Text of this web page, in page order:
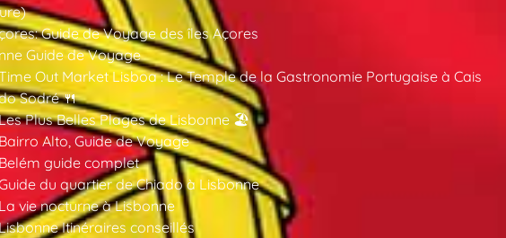
Guide de Voyage des îles Açores
Guide de Voyage
Out Market Lisboa : Le Temple de la Gastronomie Portugaise à Cais
Sodré 🍴
Plus Belles Plages de Lisbonne 🏖️
Bairro Alto, Guide de Voyage
Belém guide complet
du quartier de Chiado à Lisbonne
La vie nocturne à Lisbonne
Itinéraires conseillés